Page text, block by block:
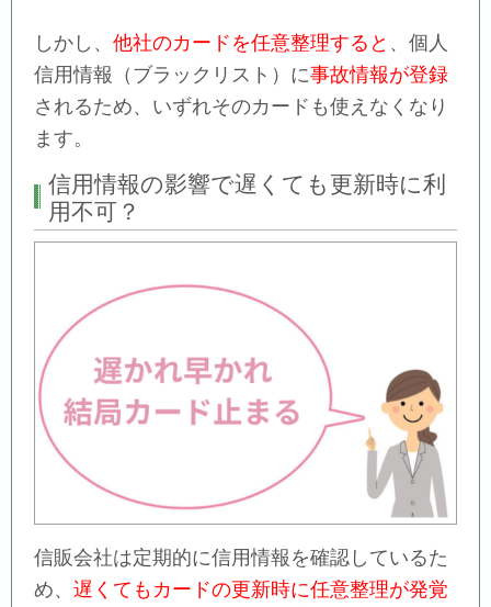
しかし、 他社のカードを任意整理すると 、個人
信用情報（ブラックリスト）に事故情報が登録
されるため、いずれそのカードも使えなくなり
ます。
信用情報の影響で遅くても更新時に利
用不可？
信販会社は定期的に信用情報を確認しているた
め、 遅くてもカードの更新時に任意整理が発覚